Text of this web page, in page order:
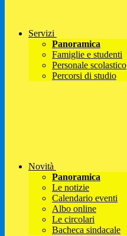
Servizi
Panoramica
Famiglie e studenti
Personale scolastico
Percorsi di studio
Novità
Panoramica
Le notizie
Calendario eventi
Albo online
Le circolari
Bacheca sindacale